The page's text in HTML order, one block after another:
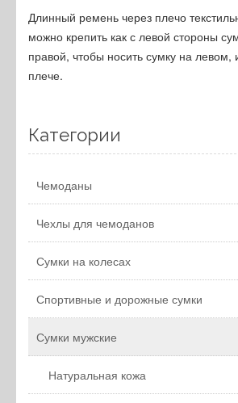
Длинный ремень через плечо
можно крепить как с левой стороны
правой, чтобы носить сумку на левом,
плече.
Категории
Чемоданы
Чехлы для чемоданов
Сумки на колесах
Спортивные и дорожные сумки
Сумки мужские
Натуральная кожа